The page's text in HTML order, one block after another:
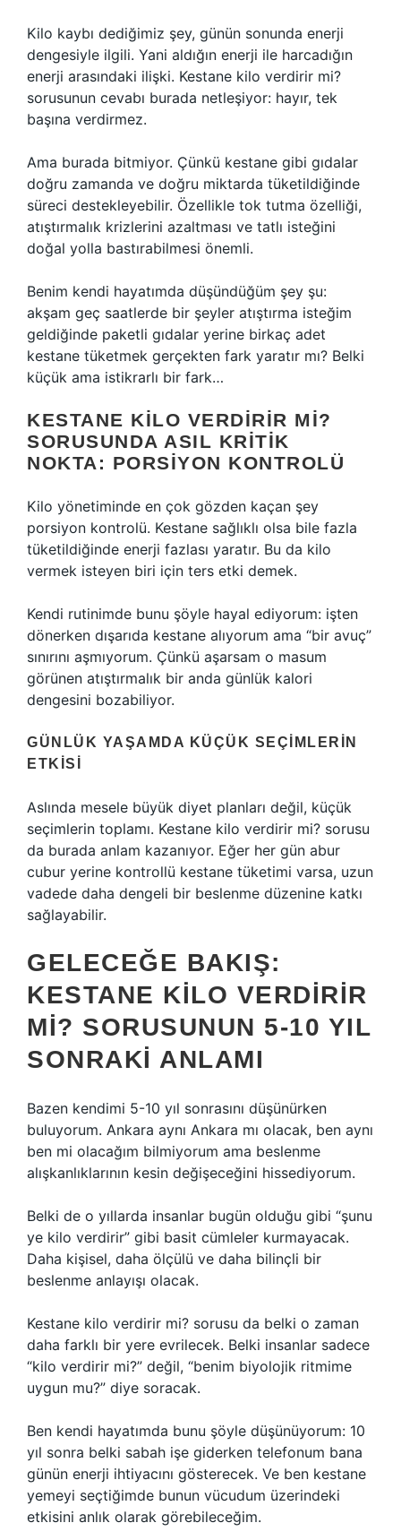
Kilo kaybı dediğimiz şey, günün sonunda enerji
dengesiyle ilgili. Yani aldığın enerji ile harcadığın
enerji arasındaki ilişki. Kestane kilo verdirir mi?
sorusunun cevabı burada netleşiyor: hayır, tek
başına verdirmez.
Ama burada bitmiyor. Çünkü kestane gibi gıdalar
doğru zamanda ve doğru miktarda tüketildiğinde
süreci destekleyebilir. Özellikle tok tutma özelliği,
atıştırmalık krizlerini azaltması ve tatlı isteğini
doğal yolla bastırabilmesi önemli.
Benim kendi hayatımda düşündüğüm şey şu:
akşam geç saatlerde bir şeyler atıştırma isteğim
geldiğinde paketli gıdalar yerine birkaç adet
kestane tüketmek gerçekten fark yaratır mı? Belki
küçük ama istikrarlı bir fark…
KESTANE KILO VERDIRIR MI?
SORUSUNDA ASIL KRITIK
NOKTA: PORSIYON KONTROLÜ
Kilo yönetiminde en çok gözden kaçan şey
porsiyon kontrolü. Kestane sağlıklı olsa bile fazla
tüketildiğinde enerji fazlası yaratır. Bu da kilo
vermek isteyen biri için ters etki demek.
Kendi rutinimde bunu şöyle hayal ediyorum: işten
dönerken dışarıda kestane alıyorum ama “bir avuç”
sınırını aşmıyorum. Çünkü aşarsam o masum
görünen atıştırmalık bir anda günlük kalori
dengesini bozabiliyor.
GÜNLÜK YAŞAMDA KÜÇÜK SEÇIMLERIN
ETKISI
Aslında mesele büyük diyet planları değil, küçük
seçimlerin toplamı. Kestane kilo verdirir mi? sorusu
da burada anlam kazanıyor. Eğer her gün abur
cubur yerine kontrollü kestane tüketimi varsa, uzun
vadede daha dengeli bir beslenme düzenine katkı
sağlayabilir.
GELECEĞE BAKIŞ:
KESTANE KILO VERDIRIR
MI? SORUSUNUN 5-10 YIL
SONRAKI ANLAMI
Bazen kendimi 5-10 yıl sonrasını düşünürken
buluyorum. Ankara aynı Ankara mı olacak, ben aynı
ben mi olacağım bilmiyorum ama beslenme
alışkanlıklarının kesin değişeceğini hissediyorum.
Belki de o yıllarda insanlar bugün olduğu gibi “şunu
ye kilo verdirir” gibi basit cümleler kurmayacak.
Daha kişisel, daha ölçülü ve daha bilinçli bir
beslenme anlayışı olacak.
Kestane kilo verdirir mi? sorusu da belki o zaman
daha farklı bir yere evrilecek. Belki insanlar sadece
“kilo verdirir mi?” değil, “benim biyolojik ritmime
uygun mu?” diye soracak.
Ben kendi hayatımda bunu şöyle düşünüyorum: 10
yıl sonra belki sabah işe giderken telefonum bana
günün enerji ihtiyacını gösterecek. Ve ben kestane
yemeyi seçtiğimde bunun vücudum üzerindeki
etkisini anlık olarak görebileceğim.